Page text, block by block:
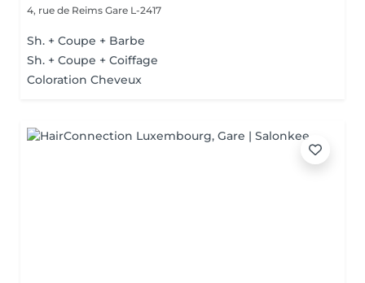
4, rue de Reims Gare L-2417
Sh. + Coupe + Barbe
Sh. + Coupe + Coiffage
Coloration Cheveux